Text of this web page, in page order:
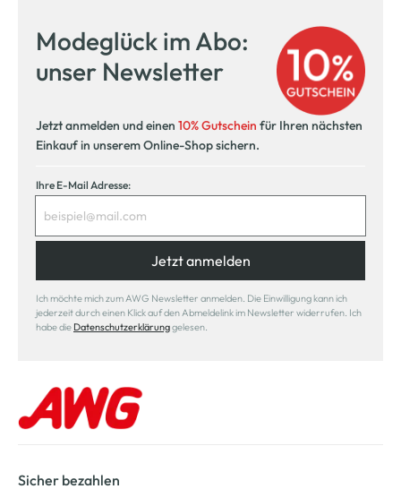
Modeglück im Abo:
unser Newsletter
Jetzt anmelden und einen 10% Gutschein für Ihren nächsten
Einkauf in unserem Online-Shop sichern.
Ihre E-Mail Adresse:
Jetzt anmelden
Ich möchte mich zum AWG Newsletter anmelden. Die Einwilligung kann ich
jederzeit durch einen Klick auf den Abmeldelink im Newsletter widerrufen. Ich
habe die Datenschutzerklärunggelesen.
Sicher bezahlen